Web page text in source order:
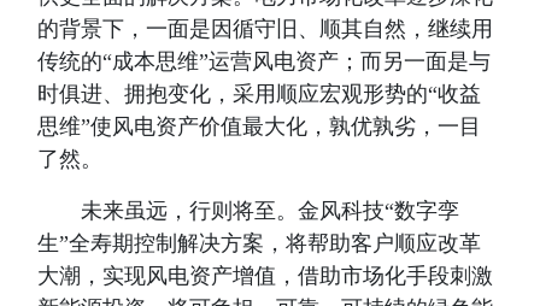
的背景下，一面是因循守旧、顺其自然，继续用
传统的“成本思维”运营风电资产；而另一面是与
时俱进、拥抱变化，采用顺应宏观形势的“收益
思维”使风电资产价值最大化，孰优孰劣，一目
了然。
未来虽远，行则将至。金风科技“数字孪
生”全寿期控制解决方案，将帮助客户顺应改革
大潮，实现风电资产增值，借助市场化手段刺激